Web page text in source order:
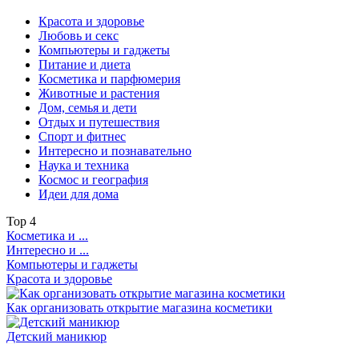
Красота и здоровье
Любовь и секс
Компьютеры и гаджеты
Питание и диета
Косметика и парфюмерия
Животные и растения
Дом, семья и дети
Отдых и путешествия
Спорт и фитнес
Интересно и познавательно
Наука и техника
Космос и география
Идеи для дома
Top 4
Косметика и ...
Интересно и ...
Компьютеры и гаджеты
Красота и здоровье
Как организовать открытие магазина косметики
Детский маникюр